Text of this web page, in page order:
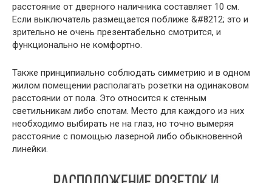
расстояние от дверного наличника составляет 10 см.
Если выключатель размещается поближе &#8212; это и
зрительно не очень презентабельно смотрится, и
функционально не комфортно.
Также принципиально соблюдать симметрию и в одном
жилом помещении располагать розетки на одинаковом
расстоянии от пола. Это относится к стенным
светильникам либо спотам. Место для каждого из них
необходимо выбирать не на глаз, но точно вымеряя
расстояние с помощью лазерной либо обыкновенной
линейки.